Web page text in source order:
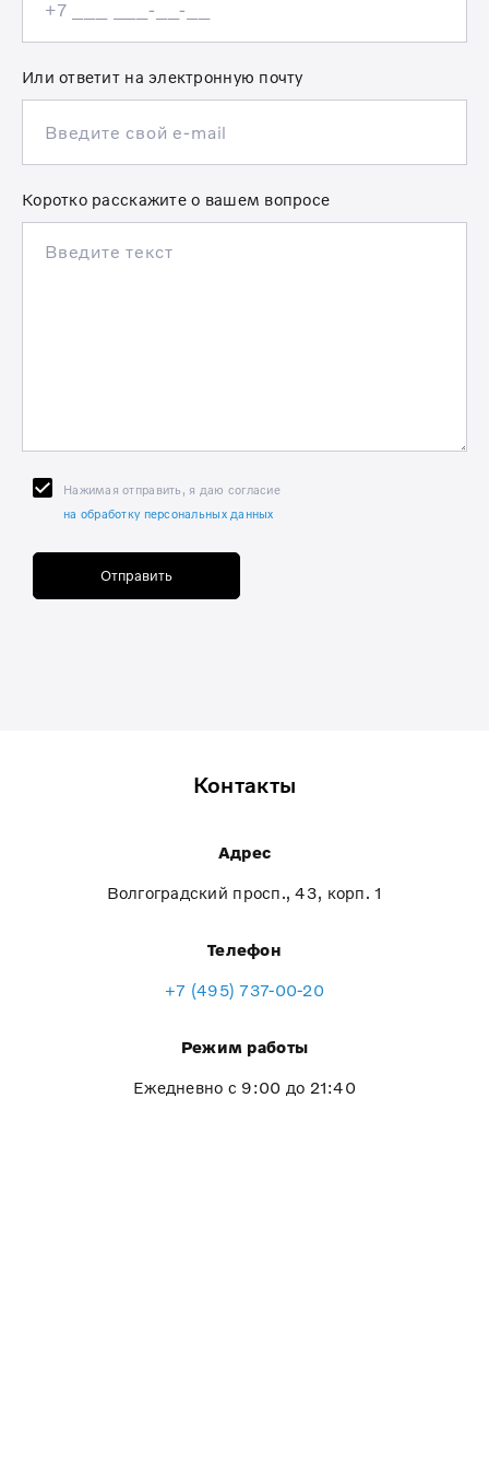
Или ответит на электронную почту
Коротко расскажите о вашем вопросе
Нажимая отправить, я даю согласие
на обработку персональных данных
Отправить
Контакты
Адрес
Волгоградский просп., 43, корп. 1
Телефон
+7 (495) 737-00-20
Режим работы
Ежедневно с 9:00 до 21:40